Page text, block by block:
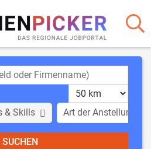
Art der Anstellung
& Skills